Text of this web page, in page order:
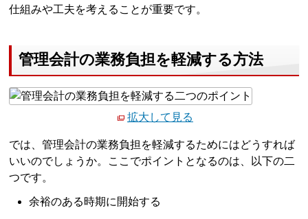
仕組みや工夫を考えることが重要です。
管理会計の業務負担を軽減する方法
拡大して見る
では、管理会計の業務負担を軽減するためにはどうすれば
いいのでしょうか。ここでポイントとなるのは、以下の二
つです。
余裕のある時期に開始する